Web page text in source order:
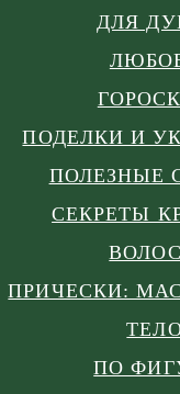
ДЛЯ
ПОДЕЛКИ И
ПОЛЕЗНЫЕ
СЕКРЕТЫ
ПРИЧЕСКИ:
ПО